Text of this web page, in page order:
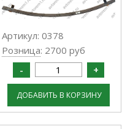
Артикул: 0378
Розница: 2700 руб